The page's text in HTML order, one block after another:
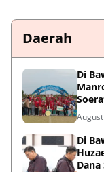
Daerah
Di
Di